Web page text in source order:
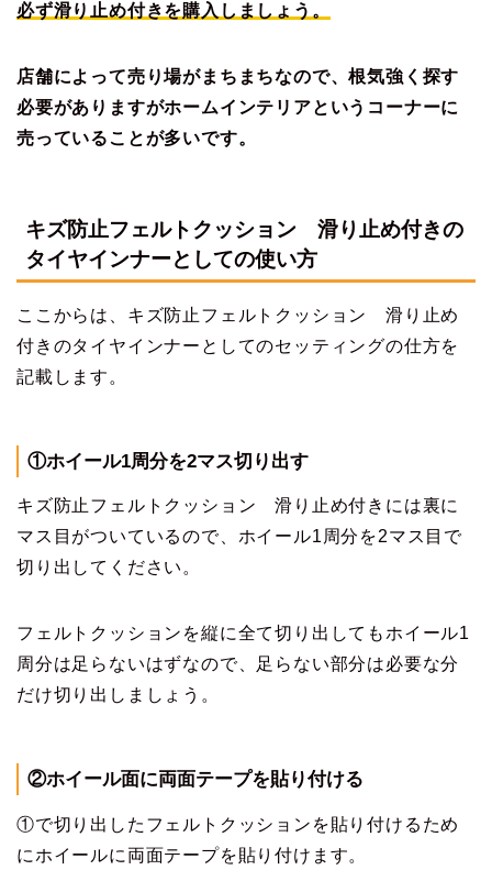
必ず滑り止め付きを購入しましょう。
店舗によって売り場がまちまちなので、根気強く探す
必要がありますがホームインテリアというコーナーに
売っていることが多いです。
キズ防止フェルトクッション 滑り止め付きの
タイヤインナーとしての使い方
ここからは、キズ防止フェルトクッション 滑り止め
付きのタイヤインナーとしてのセッティングの仕方を
記載します。
①ホイール1周分を2マス切り出す
キズ防止フェルトクッション 滑り止め付きには裏に
マス目がついているので、ホイール1周分を2マス目で
切り出してください。
フェルトクッションを縦に全て切り出してもホイール1
周分は足らないはずなので、足らない部分は必要な分
だけ切り出しましょう。
②ホイール面に両面テープを貼り付ける
①で切り出したフェルトクッションを貼り付けるため
にホイールに両面テープを貼り付けます。